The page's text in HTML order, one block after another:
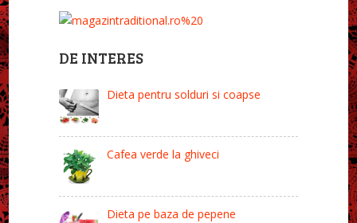
DE INTERES
Dieta pentru solduri si coapse
Cafea verde la ghiveci
Dieta pe baza de pepene